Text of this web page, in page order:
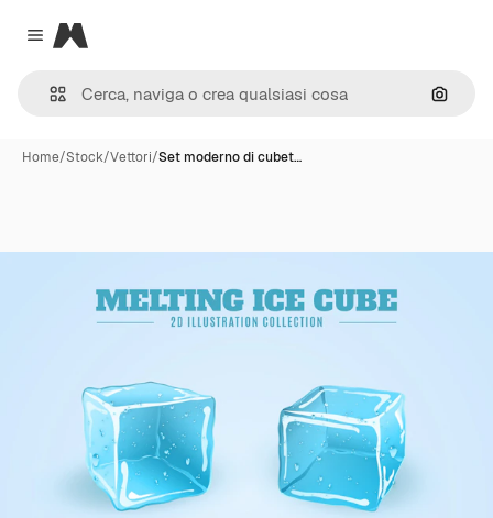
Close menu
Magnific
Cerca
Home/Stock/Vettori/Set moderno di cubet…